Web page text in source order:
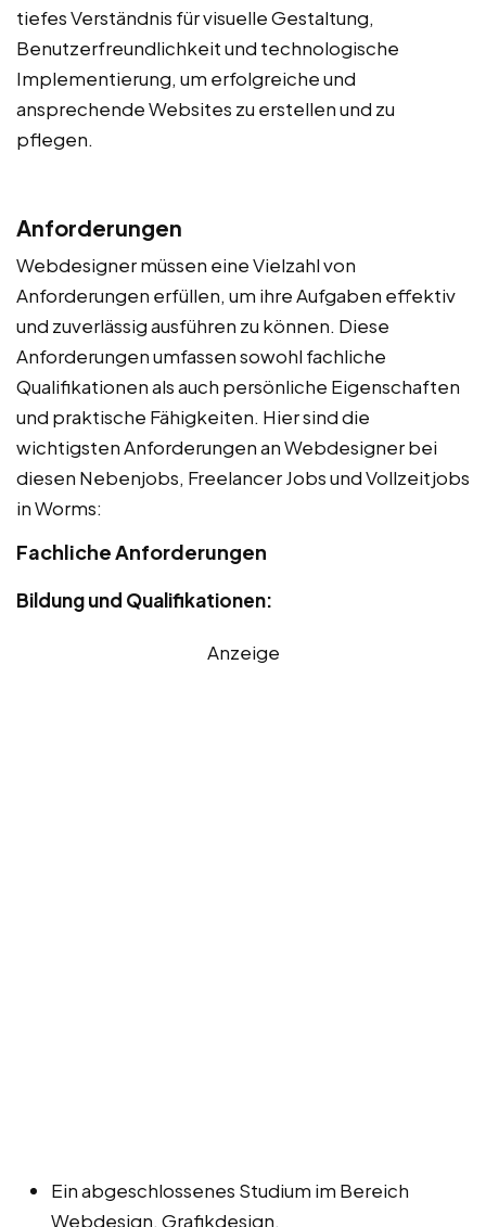
tiefes Verständnis für visuelle Gestaltung,
Benutzerfreundlichkeit und technologische
Implementierung, um erfolgreiche und
ansprechende Websites zu erstellen und zu
pflegen.
Anforderungen
Webdesigner müssen eine Vielzahl von
Anforderungen erfüllen, um ihre Aufgaben effektiv
und zuverlässig ausführen zu können. Diese
Anforderungen umfassen sowohl fachliche
Qualifikationen als auch persönliche Eigenschaften
und praktische Fähigkeiten. Hier sind die
wichtigsten Anforderungen an Webdesigner bei
diesen Nebenjobs, Freelancer Jobs und Vollzeitjobs
in Worms:
Fachliche Anforderungen
Bildung und Qualifikationen:
Anzeige
Ein abgeschlossenes Studium im Bereich
Webdesign, Grafikdesign,